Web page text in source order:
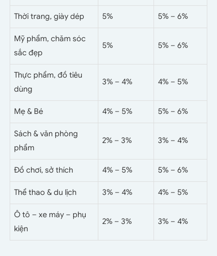
Thời trang, giày dép 5% 5% – 6%
Mỹ phẩm, chăm sóc
sắc đẹp
5% 5% – 6%
Thực phẩm, đồ tiêu
dùng
3% – 4% 4% – 5%
Mẹ & Bé 4% – 5% 5% – 6%
Sách & văn phòng
phẩm
2% – 3% 3% – 4%
Đồ chơi, sở thích 4% – 5% 5% – 6%
Thể thao & du lịch 3% – 4% 4% – 5%
Ô tô – xe máy – phụ
kiện
2% – 3% 3% – 4%